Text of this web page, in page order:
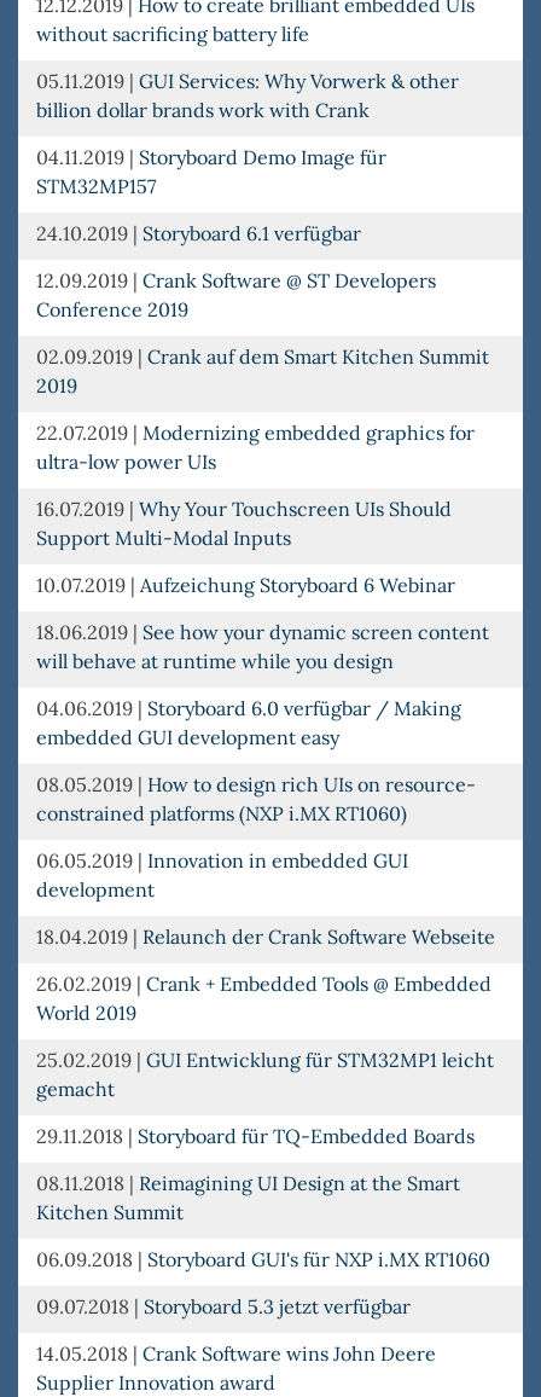
12.12.2019 | How to create brilliant embedded UIs
without sacrificing battery life
05.11.2019 | GUI Services: Why Vorwerk & other
billion dollar brands work with Crank
04.11.2019 | Storyboard Demo Image für
STM32MP157
24.10.2019 | Storyboard 6.1 verfügbar
12.09.2019 | Crank Software @ ST Developers
Conference 2019
02.09.2019 | Crank auf dem Smart Kitchen Summit
2019
22.07.2019 | Modernizing embedded graphics for
ultra-low power UIs
16.07.2019 | Why Your Touchscreen UIs Should
Support Multi-Modal Inputs
10.07.2019 | Aufzeichung Storyboard 6 Webinar
18.06.2019 | See how your dynamic screen content
will behave at runtime while you design
04.06.2019 | Storyboard 6.0 verfügbar / Making
embedded GUI development easy
08.05.2019 | How to design rich UIs on resource-
constrained platforms (NXP i.MX RT1060)
06.05.2019 | Innovation in embedded GUI
development
18.04.2019 | Relaunch der Crank Software Webseite
26.02.2019 | Crank + Embedded Tools @ Embedded
World 2019
25.02.2019 | GUI Entwicklung für STM32MP1 leicht
gemacht
29.11.2018 | Storyboard für TQ-Embedded Boards
08.11.2018 | Reimagining UI Design at the Smart
Kitchen Summit
06.09.2018 | Storyboard GUI's für NXP i.MX RT1060
09.07.2018 | Storyboard 5.3 jetzt verfügbar
14.05.2018 | Crank Software wins John Deere
Supplier Innovation award